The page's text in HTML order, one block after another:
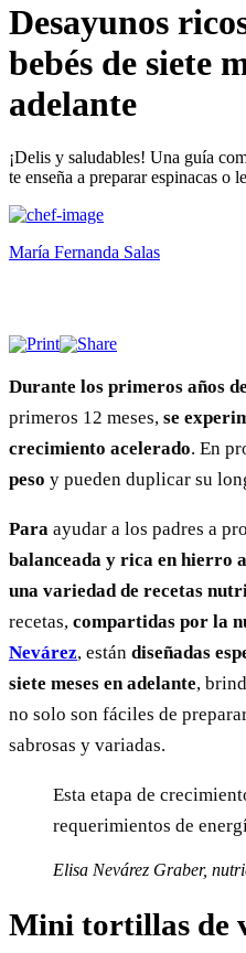
Desayunos
bebés de siete
adelante
¡Delis y saludables! Una guía
te enseña a preparar espinacas o
María Fernanda Salas
Durante los primeros años
primeros 12 meses, se
crecimiento acelerado. En
peso y pueden duplicar su
Para ayudar a los padres a
balanceada y rica en hierro a
una variedad de recetas
recetas, compartidas por la
Nevárez, están diseñadas
siete meses en adelante,
no solo son fáciles de
sabrosas y variadas.
Esta etapa de
requerimientos de
Elisa Nevárez Graber,
Mini tortillas de